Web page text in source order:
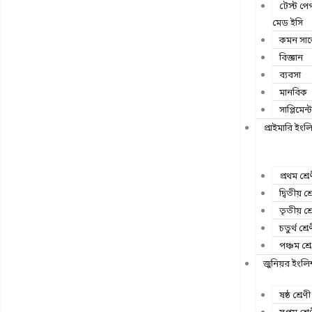
টেস্ট
মেড ইসি
কমন
বিজ্ঞান
ব্যবসা
মানবিক
সাপ্লিমেন্ট
প্রাইমারি
প্রথম
দ্বিতীয়
তৃতীয়
চতুর্থ
পঞ্চম
জুনিয়র
ষষ্ঠ শ্রেণী